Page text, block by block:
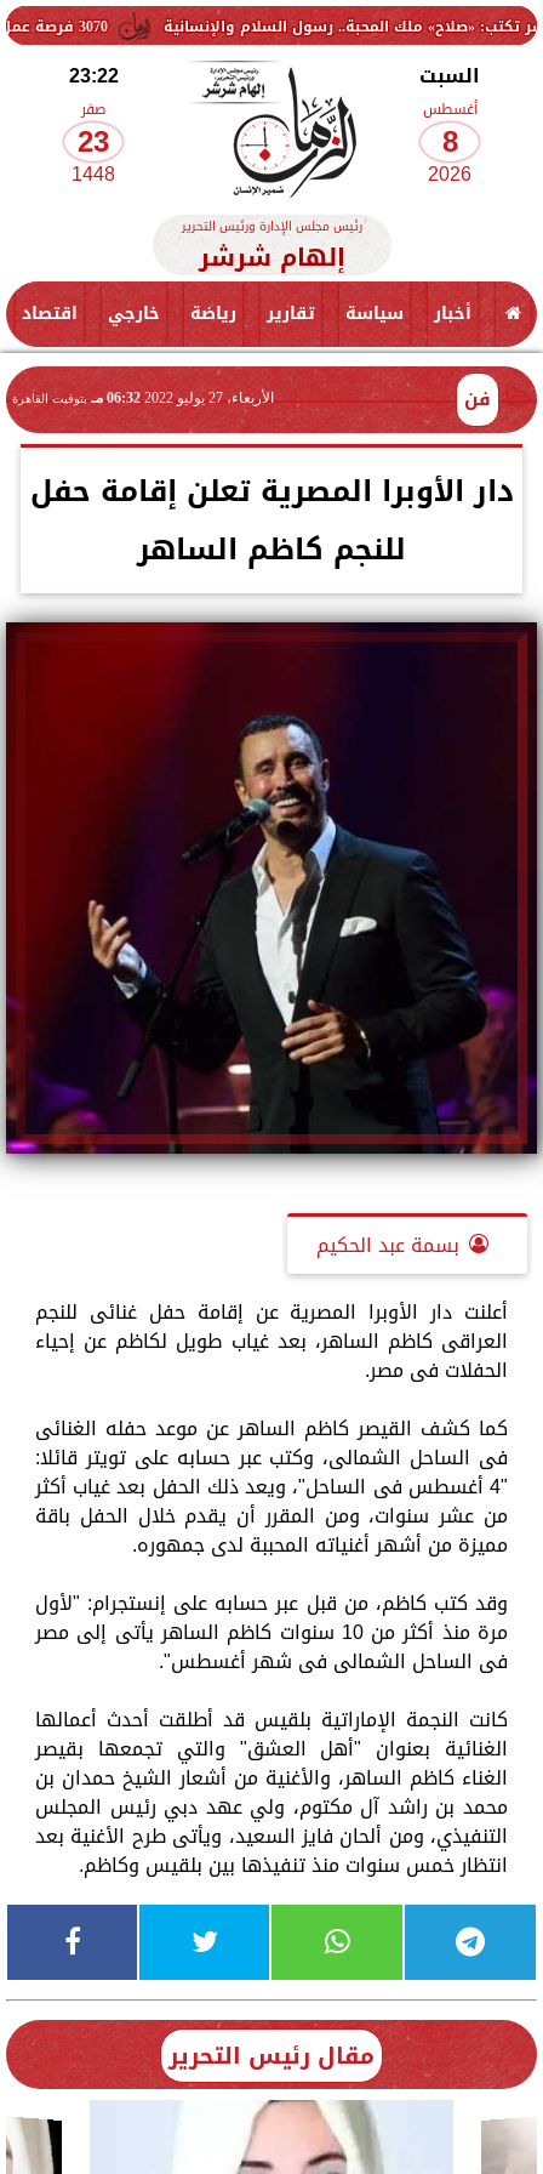
3070 فرصة عمل جديدة بالقطاع الخاص.. وظائف برواتب تصل إلى 9500 جنيه ملك المحبة.. رسول السلام والإنسانية
السبت
أغسطس
8
2026
23:22
صفر
23
1448
رئيس مجلس الإدارة ورئيس التحرير
إلهام شرشر
أخبار سياسة تقارير رياضة خارجي اقتصاد
فن الأربعاء، 27 يوليو 2022 06:32 مـ بتوقيت القاهرة
دار الأوبرا المصرية تعلن إقامة حفل
للنجم كاظم الساهر
بسمة عبد الحكيم
أعلنت دار الأوبرا المصرية عن إقامة حفل غنائى للنجم
العراقى كاظم الساهر، بعد غياب طويل لكاظم عن إحياء
الحفلات فى مصر.
كما كشف القيصر كاظم الساهر عن موعد حفله الغنائى
فى الساحل الشمالى، وكتب عبر حسابه على تويتر قائلا:
"4 أغسطس فى الساحل"، ويعد ذلك الحفل بعد غياب أكثر
من عشر سنوات، ومن المقرر أن يقدم خلال الحفل باقة
مميزة من أشهر أغنياته المحببة لدى جمهوره.
وقد كتب كاظم، من قبل عبر حسابه على إنستجرام: "لأول
مرة منذ أكثر من 10 سنوات كاظم الساهر يأتى إلى مصر
فى الساحل الشمالى فى شهر أغسطس".
كانت النجمة الإماراتية بلقيس قد أطلقت أحدث أعمالها
الغنائية بعنوان "أهل العشق" والتي تجمعها بقيصر
الغناء كاظم الساهر، والأغنية من أشعار الشيخ حمدان بن
محمد بن راشد آل مكتوم، ولي عهد دبي رئيس المجلس
التنفيذي، ومن ألحان فايز السعيد، ويأتى طرح الأغنية بعد
انتظار خمس سنوات منذ تنفيذها بين بلقيس وكاظم.
مقال رئيس التحرير